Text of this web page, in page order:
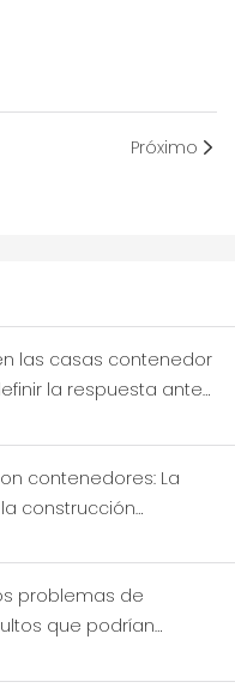
Próximo
las casas contenedor
la respuesta ante
contenedores: La
construcción
problemas de
que podrían